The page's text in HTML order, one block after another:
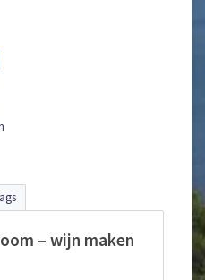
– wijn maken